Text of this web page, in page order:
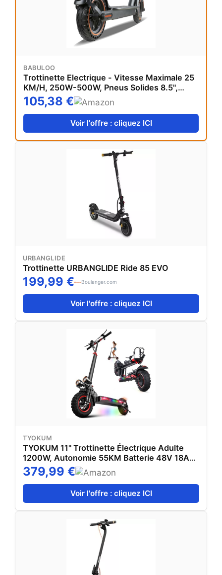
BABULOO
Trottinette Electrique - Vitesse Maximale 25
KM/H, 250W-500W, Pneus Solides 8.5'',
Batterie 7,5AH, Autonomie 25-30KM, Double
Frein, APP, Charge Max 120 KG (500W-
36v/7.5ah)
105,38 €
Voir l'offre : cliquez ICI
URBANGLIDE
Trottinette URBANGLIDE Ride 85 EVO
199,99 € Boulanger.com
Voir l'offre : cliquez ICI
TYOKUM
TYOKUM 11" Trottinette Électrique Adulte
1200W, Autonomie 55KM Batterie 48V 18Ah
Trotinette Electrique Pliante Portable, Tout
Terrain Double Suspension Frein à Disque
Double Escooter
379,99 €
Voir l'offre : cliquez ICI